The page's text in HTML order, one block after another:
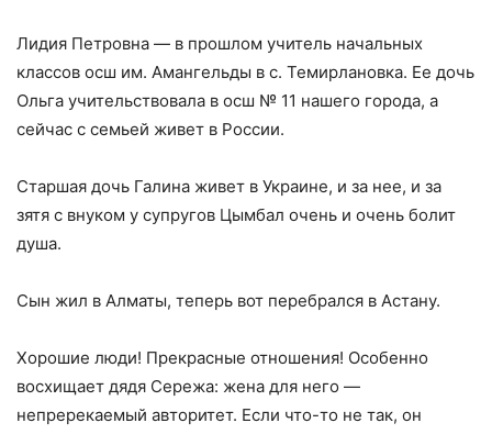
Лидия Петровна — в прошлом учитель начальных
классов осш им. Амангельды в с. Темирлановка. Ее дочь
Ольга учительствовала в осш № 11 нашего города, а
сейчас с семьей живет в России.
Старшая дочь Галина живет в Украине, и за нее, и за
зятя с внуком у супругов Цымбал очень и очень болит
душа.
Сын жил в Алматы, теперь вот перебрался в Астану.
Хорошие люди! Прекрасные отношения! Особенно
восхищает дядя Сережа: жена для него —
непререкаемый авторитет. Если что-то не так, он